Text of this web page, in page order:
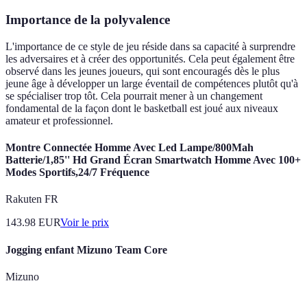
Importance de la polyvalence
L'importance de ce style de jeu réside dans sa capacité à surprendre
les adversaires et à créer des opportunités. Cela peut également être
observé dans les jeunes joueurs, qui sont encouragés dès le plus
jeune âge à développer un large éventail de compétences plutôt qu'à
se spécialiser trop tôt. Cela pourrait mener à un changement
fondamental de la façon dont le basketball est joué aux niveaux
amateur et professionnel.
Montre Connectée Homme Avec Led Lampe/800Mah
Batterie/1,85'' Hd Grand Écran Smartwatch Homme Avec 100+
Modes Sportifs,24/7 Fréquence
Rakuten FR
143.98 EURVoir le prix
Jogging enfant Mizuno Team Core
Mizuno